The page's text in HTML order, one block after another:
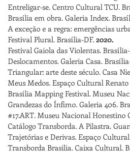
Entreligar-se. Centro Cultural TCU. B
Brasília em obra. Galeria Index.
A exceção e a regra: emergências
Festival Plural. Brasília-DF. 2020.
Festival Gaiola das Violentas. Brasília
Deslocamentos. Galeria Casa.
Triangular: arte deste século. Casa
Meus Medos. Espaço Cultural
Brasília Mapping Festival. Museu
Grandezas do Ínfimo. Galeria 406.
#17.ART. Museu Nacional Honestino
Catálogo Transborda. A Pilastra.
Trajetórias e Derivas. Espaço
Transborda Brasilia. Caixa Cultural.